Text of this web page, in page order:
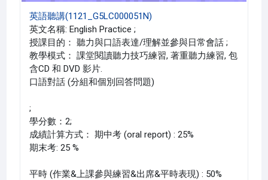
英語聽講(1121_G5LC000051N)
英文名稱: English Practice ;
授課目的： 聽力與口語表達/理解並參與日常會話 ;
教學模式： 課堂閱讀聽力技巧練習, 著重聽力練習, 包
含CD 和 DVD 影片.
口語對話 (分組和個別回答問題)
;
學分數：2;
成績計算方式： 期中考 (oral report) : 25%
期末考: 25 %
平時 (作業&上課參與練習&出席&平時表現) : 50%